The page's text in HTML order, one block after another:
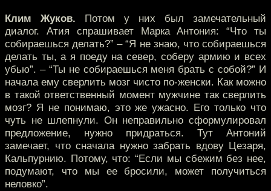
Клим Жуков. Потом у них был замечательный
диалог. Атия спрашивает Марка Антония: “Что ты
собираешься делать?” – “Я не знаю, что собираешься
делать ты, а я поеду на север, соберу армию и всех
убью”. – “Ты не собираешься меня брать с собой?” И
начала ему сверлить мозг чисто по-женски. Как можно
в такой ответственный момент мужчине так сверлить
мозг? Я не понимаю, это же ужасно. Его только что
чуть не шлепнули. Он неправильно сформулировал
предложение, нужно придраться. Тут Антоний
замечает, что сначала нужно забрать вдову Цезаря,
Кальпурнию. Потому, что: “Если мы сбежим без нее,
подумают, что мы ее бросили, может получиться
неловко”.